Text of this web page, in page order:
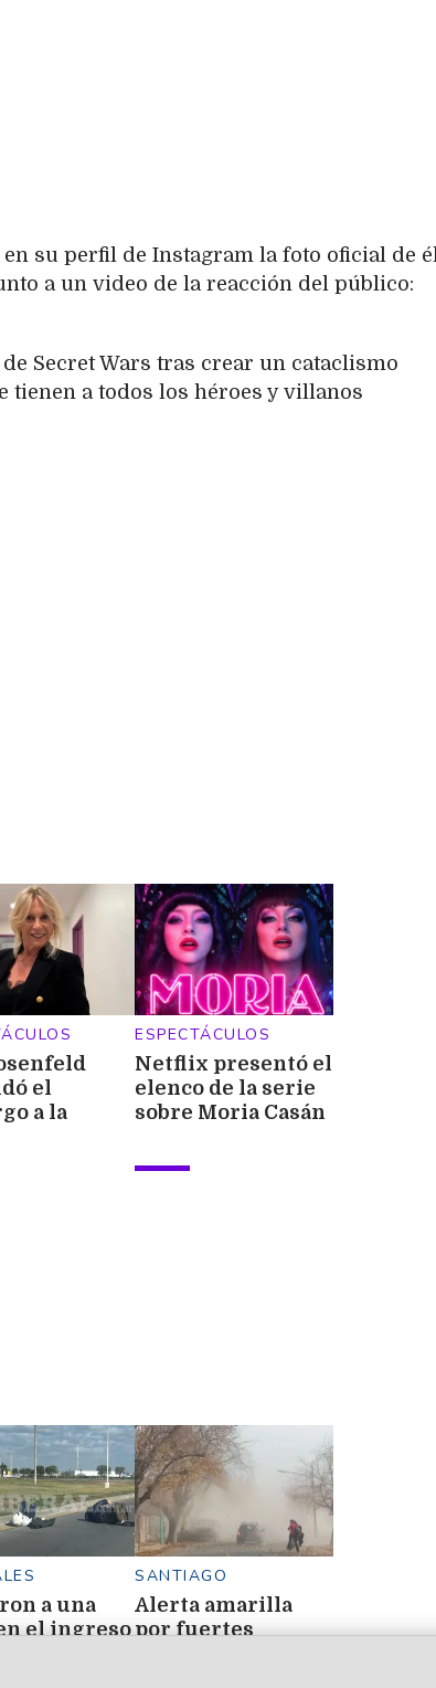
su perfil de Instagram la foto oficial de él
a un video de la reacción del público:
Secret Wars tras crear un cataclismo
tienen a todos los héroes y villanos
el
a la
ESPECTÁCULOS
Netflix presentó el
elenco de la serie
sobre Moria Casán
los parecidos
a una
el ingreso
SANTIAGO
Alerta amarilla
por fuertes